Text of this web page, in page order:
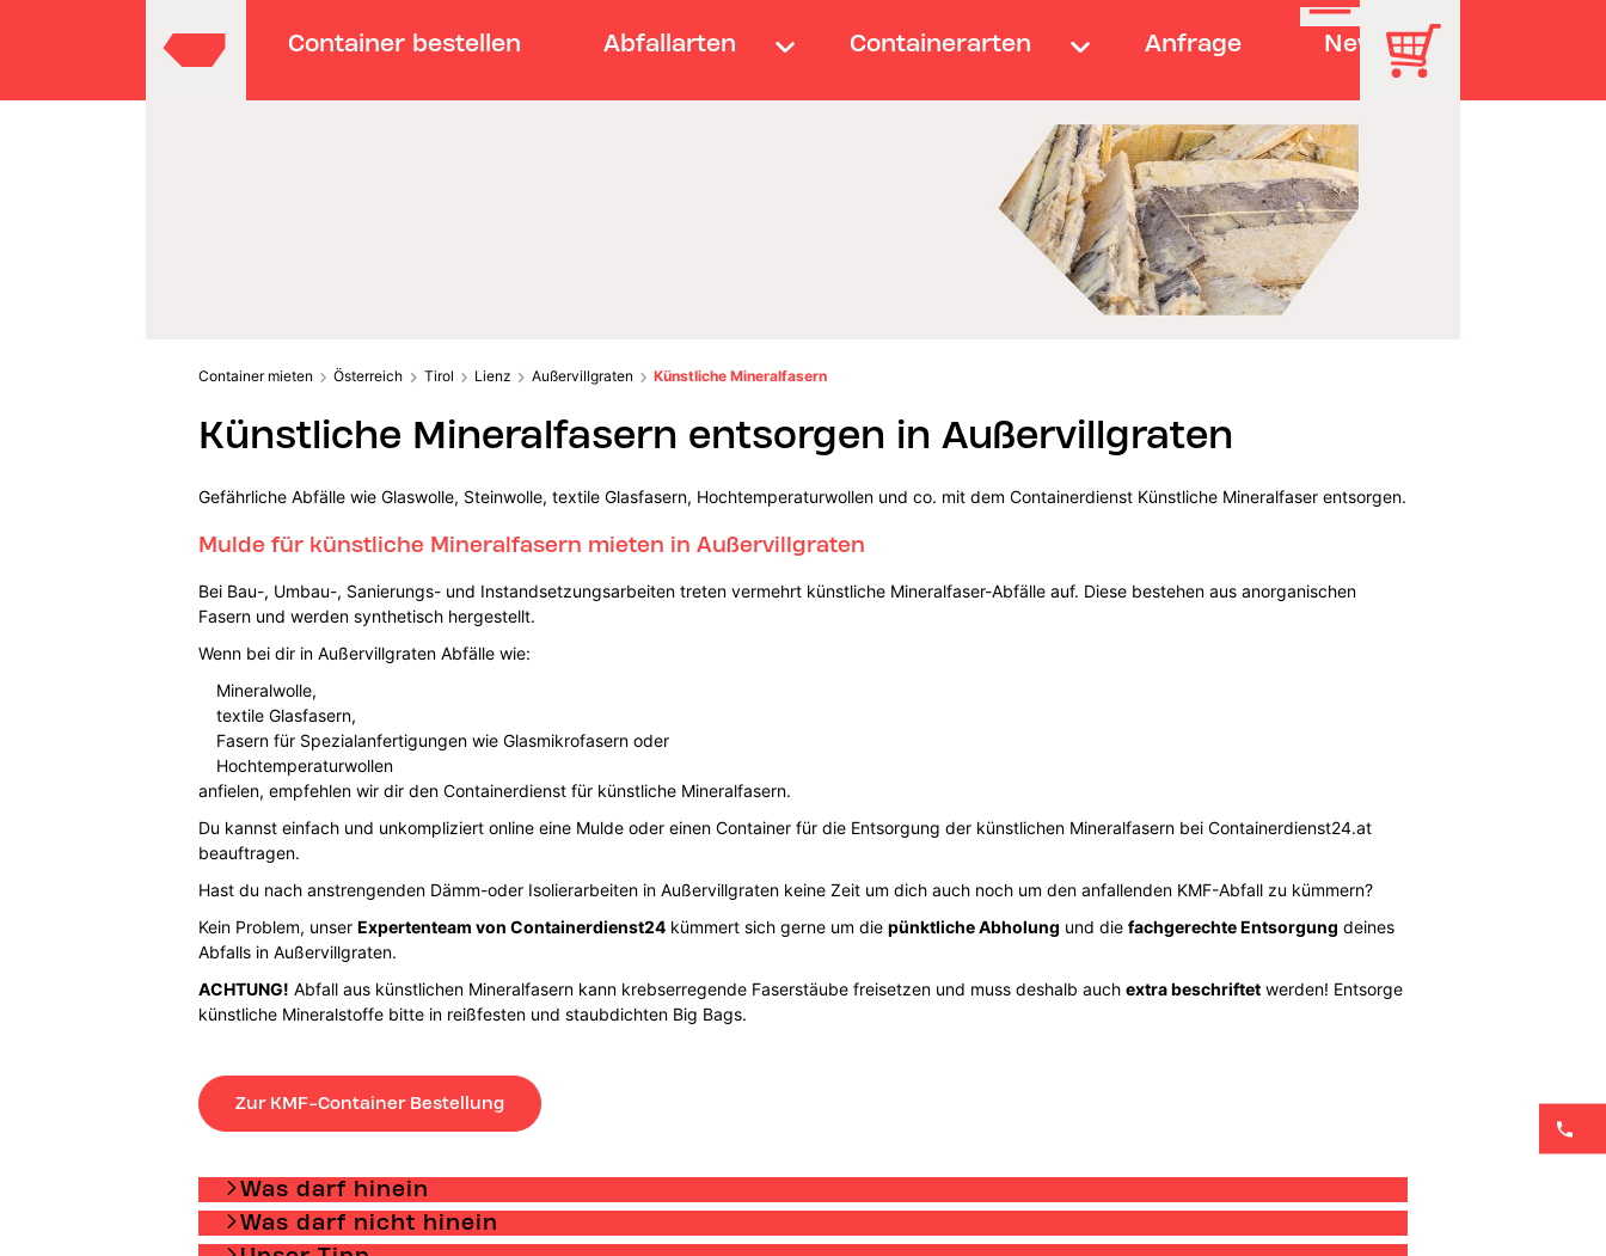
Container bestellen Abfallarten Containerarten Anfrage News
Container mieten Österreich Tirol Lienz Außervillgraten Künstliche Mineralfasern
Künstliche Mineralfasern entsorgen in Außervillgraten
Gefährliche Abfälle wie Glaswolle, Steinwolle, textile Glasfasern, Hochtemperaturwollen und co. mit dem Containerdienst Künstliche Mineralfaser entsorgen.
Mulde für künstliche Mineralfasern mieten in Außervillgraten
Bei Bau-, Umbau-, Sanierungs- und Instandsetzungsarbeiten treten vermehrt künstliche Mineralfaser-Abfälle auf. Diese bestehen aus anorganischen
Fasern und werden synthetisch hergestellt.
Wenn bei dir in Außervillgraten Abfälle wie:
Mineralwolle,
textile Glasfasern,
Fasern für Spezialanfertigungen wie Glasmikrofasern oder
Hochtemperaturwollen
anfielen, empfehlen wir dir den Containerdienst für künstliche Mineralfasern.
Du kannst einfach und unkompliziert online eine Mulde oder einen Container für die Entsorgung der künstlichen Mineralfasern bei Containerdienst24.at
beauftragen.
Hast du nach anstrengenden Dämm-oder Isolierarbeiten in Außervillgraten keine Zeit um dich auch noch um den anfallenden KMF-Abfall zu kümmern?
Kein Problem, unser Expertenteam von Containerdienst24kümmert sich gerne um die pünktliche Abholung und die fachgerechte Entsorgung deines
Abfalls in Außervillgraten.
ACHTUNG! Abfall aus künstlichen Mineralfasern kann krebserregende Faserstäube freisetzen und muss deshalb auch extra beschriftetwerden! Entsorge
künstliche Mineralstoffe bitte in reißfesten und staubdichten Big Bags.
Zur KMF-Container Bestellung
Was darf hinein
Was darf nicht hinein